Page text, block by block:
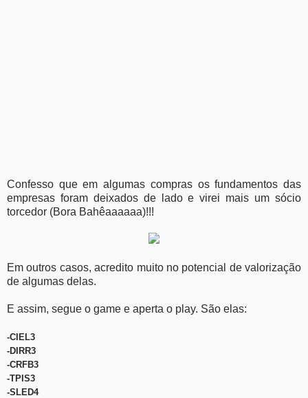
Confesso que em algumas compras os fundamentos das
empresas foram deixados de lado e virei mais um sócio
torcedor (Bora Bahêaaaaaa)!!!
Em outros casos, acredito muito no potencial de valorização
de algumas delas.
E assim, segue o game e aperta o play. São elas:
-CIEL3
-DIRR3
-CRFB3
-TPIS3
-SLED4